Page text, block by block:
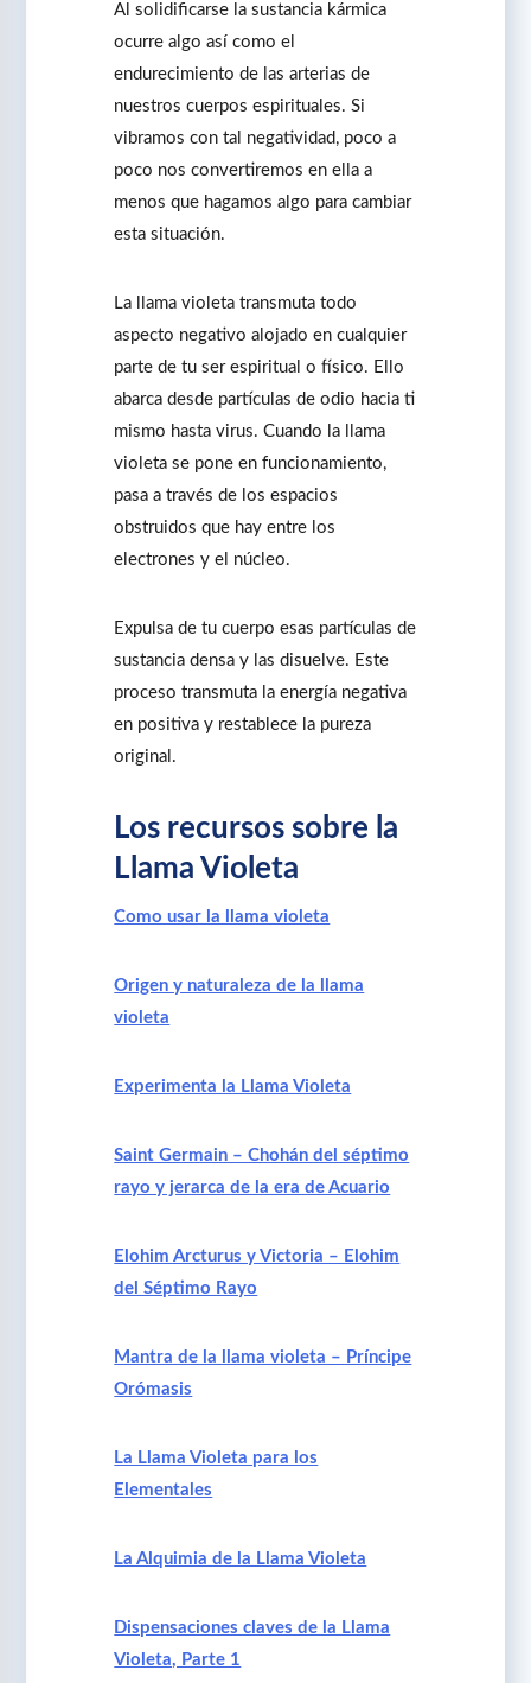
Al solidificarse la sustancia kármica
ocurre algo así como el
endurecimiento de las arterias de
nuestros cuerpos espirituales. Si
vibramos con tal negatividad, poco a
poco nos convertiremos en ella a
menos que hagamos algo para cambiar
esta situación.
La llama violeta transmuta todo
aspecto negativo alojado en cualquier
parte de tu ser espiritual o físico. Ello
abarca desde partículas de odio hacia ti
mismo hasta virus. Cuando la llama
violeta se pone en funcionamiento,
pasa a través de los espacios
obstruidos que hay entre los
electrones y el núcleo.
Expulsa de tu cuerpo esas partículas de
sustancia densa y las disuelve. Este
proceso transmuta la energía negativa
en positiva y restablece la pureza
original.
Los recursos sobre la
Llama Violeta
Como usar la llama violeta
Origen y naturaleza de la llama
violeta
Experimenta la Llama Violeta
Saint Germain – Chohán del séptimo
rayo y jerarca de la era de Acuario
Elohim Arcturus y Victoria – Elohim
del Séptimo Rayo
Mantra de la llama violeta – Príncipe
Orómasis
La Llama Violeta para los
Elementales
La Alquimia de la Llama Violeta
Dispensaciones claves de la Llama
Violeta, Parte 1